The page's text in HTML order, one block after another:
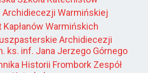
Warmińskiej
Kapłanów Warmińskich
Archidiecezji
ks. inf. Jana Jerzego Górnego
Historii Frombork Zespół